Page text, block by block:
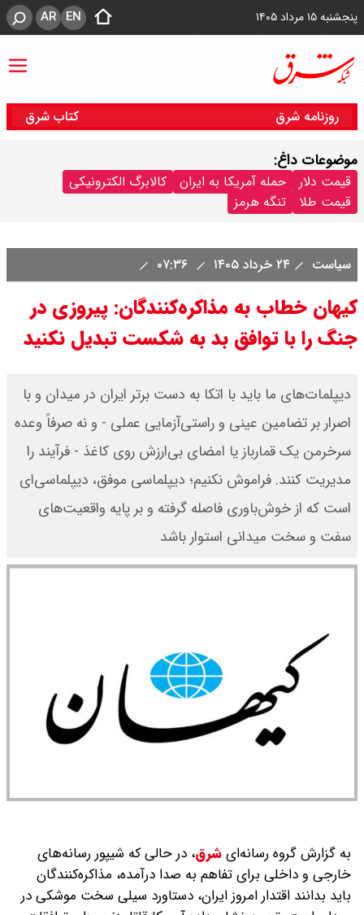
پنجشنبه ۱۵ مرداد ۱۴۰۵ EN
AR
روزنامه شرق کتاب شرق
موضوعات داغ:
قیمت دلار حمله آمریکا به ایران
کالابرگ الکترونیکی
قیمت طلا
تنگه هرمز
سیاست ۲۴ خرداد ۱۴۰۵
کیهان خطاب به مذاکره‌کنندگان: پیروزی در
جنگ را با توافق بد به شکست تبدیل نکنید
دیپلمات‌های ما باید با اتکا به دست برتر ایران در میدان و با
اصرار بر تضامین عینی و راستی‌آزمایی عملی - و نه صرفاً وعده
سرخرمن یک قمارباز یا امضای بی‌ارزش روی کاغذ - فرآیند را
مدیریت کنند. فراموش نکنیم؛ دیپلماسی موفق، دیپلماسی‌ای
است که از خوش‌باوری فاصله گرفته و بر پایه‌ واقعیت‌های
سفت و سخت میدانی استوار باشد
به گزارش گروه رسانه‌ایشرق، در حالی که شیپور رسانه‌های
خارجی و داخلی برای تفاهم به صدا درآمده، مذاکره‌کنندگان
باید بدانند اقتدار امروز ایران، دستاورد سیلی سخت موشکی در